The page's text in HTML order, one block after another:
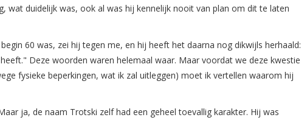
wat duidelijk was, ook al was hij kennelijk nooit van plan om dit te laten
60 was, zei hij tegen me, en hij heeft het daarna nog dikwijls herhaald:
Deze woorden waren helemaal waar. Maar voordat we deze kwestie
fysieke beperkingen, wat ik zal uitleggen) moet ik vertellen waarom hij
ja, de naam Trotski zelf had een geheel toevallig karakter. Hij was